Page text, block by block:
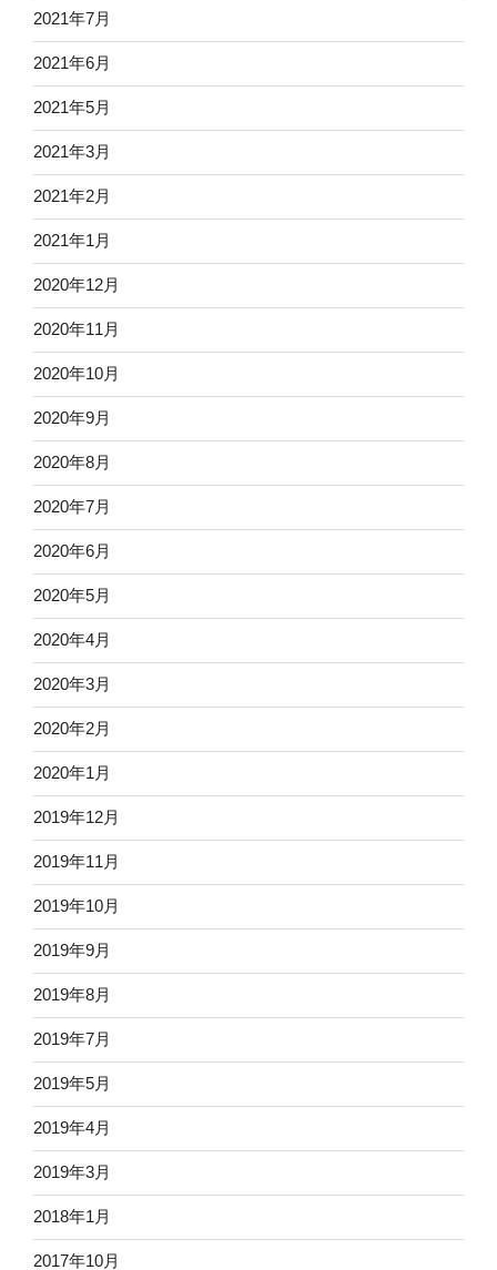
2021年7月
2021年6月
2021年5月
2021年3月
2021年2月
2021年1月
2020年12月
2020年11月
2020年10月
2020年9月
2020年8月
2020年7月
2020年6月
2020年5月
2020年4月
2020年3月
2020年2月
2020年1月
2019年12月
2019年11月
2019年10月
2019年9月
2019年8月
2019年7月
2019年5月
2019年4月
2019年3月
2018年1月
2017年10月